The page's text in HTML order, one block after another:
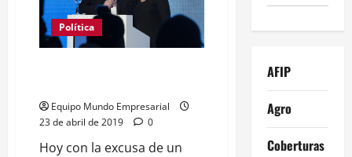
pleno
a
María
Eugenia
Vidal
Política
Equipo Mundo Empresarial
23 de abril de 2019
0
Hoy con la excusa de un
AFIP
Agro
Coberturas